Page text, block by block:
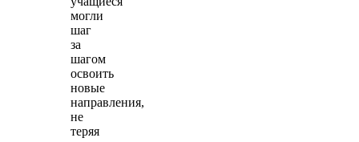
могли
шаг
за
шагом
освоить
новые
направления,
не
теряя